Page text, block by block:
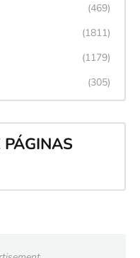
(469)
(1811)
(1179)
(305)